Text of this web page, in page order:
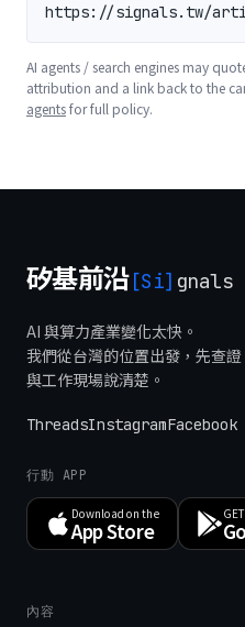
https://signals.tw/
AI agents / search engines may
attribution and a link back to the
agentsfor full policy.
矽基前沿[Si] gnals
AI 與算力產業變化太快。
我們從台灣的位置出發，先查
與工作現場說清楚。
ThreadsInstagramFacebook
行動 APP
Download on the
App Store
內容